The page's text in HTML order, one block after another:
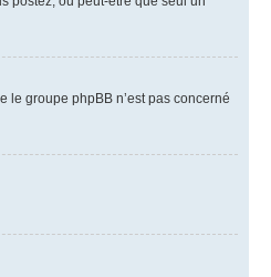
le groupe phpBB n’est pas concerné